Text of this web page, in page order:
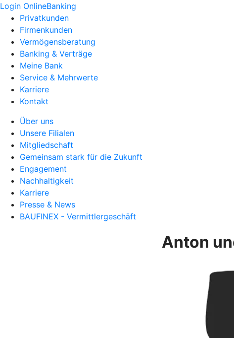
Login OnlineBanking
Privatkunden
Firmenkunden
Vermögensberatung
Banking & Verträge
Meine Bank
Service & Mehrwerte
Karriere
Kontakt
Über uns
Unsere Filialen
Mitgliedschaft
Gemeinsam stark für die Zukunft
Engagement
Nachhaltigkeit
Karriere
Presse & News
BAUFINEX - Vermittlergeschäft
Anton